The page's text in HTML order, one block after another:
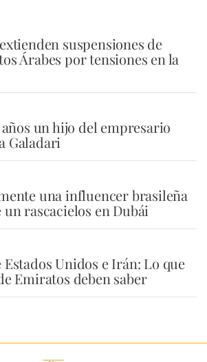
suspensiones de
Árabes por tensiones en la
años un hijo del empresario
Galadari
una influencer brasileña
rascacielos en Dubái
Unidos e Irán: Lo que
Emiratos deben saber